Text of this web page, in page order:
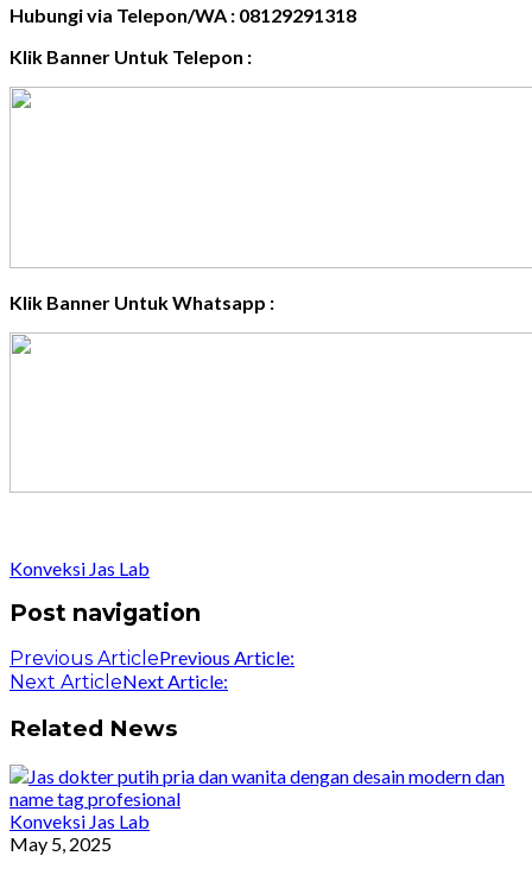
Hubungi via Telepon/WA : 08129291318
Klik Banner Untuk Telepon :
Klik Banner Untuk Whatsapp :
Konveksi Jas Lab
Post navigation
Previous ArticlePrevious Article:
Next ArticleNext Article:
Related News
Konveksi Jas Lab
May 5, 2025